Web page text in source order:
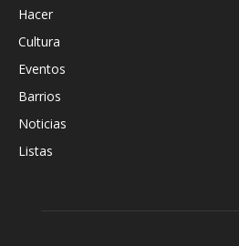
Hacer
Cultura
Eventos
Barrios
Noticias
Listas